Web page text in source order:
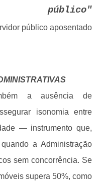
público"
público aposentado
a ausência de
isonomia entre
— instrumento que,
a Administração
sem concorrência. Se
supera 50%, como